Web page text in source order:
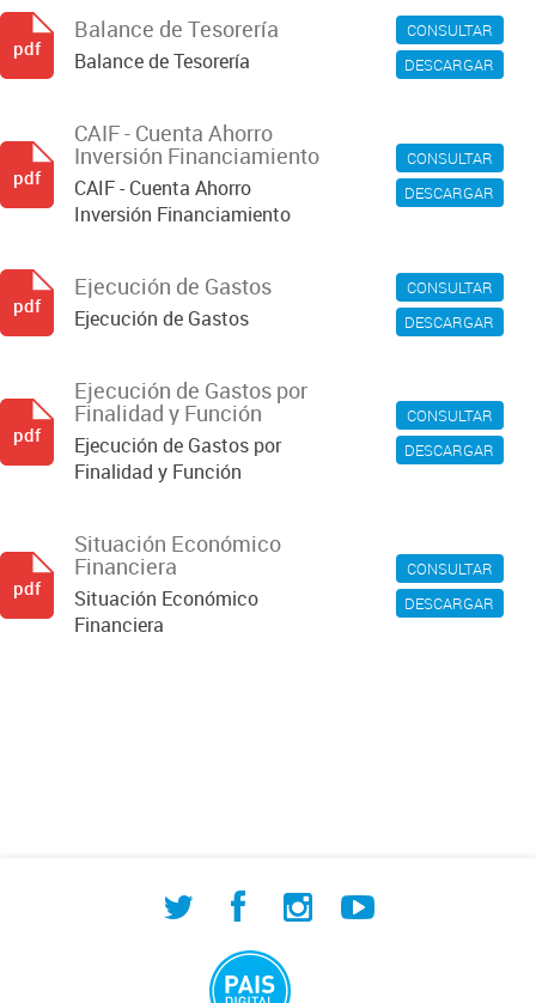
CONSULTAR
DESCARGAR
Balance de Tesorería
Balance de Tesorería
pdf
CONSULTAR
DESCARGAR
CAIF - Cuenta Ahorro
Inversión Financiamiento
CAIF - Cuenta Ahorro
Inversión Financiamiento
pdf
CONSULTAR
DESCARGAR
Ejecución de Gastos
Ejecución de Gastos
pdf
CONSULTAR
DESCARGAR
Ejecución de Gastos por
Finalidad y Función
Ejecución de Gastos por
Finalidad y Función
pdf
CONSULTAR
DESCARGAR
Situación Económico
Financiera
Situación Económico
Financiera
pdf